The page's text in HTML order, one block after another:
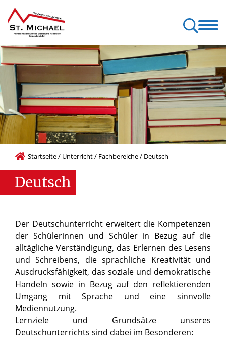
Startseite/ Unterricht/ Fachbereiche/ Deutsch
Deutsch
Der Deutschunterricht erweitert die Kompetenzen
der Schülerinnen und Schüler in Bezug auf die
alltägliche Verständigung, das Erlernen des Lesens
und Schreibens, die sprachliche Kreativität und
Ausdrucksfähigkeit, das soziale und demokratische
Handeln sowie in Bezug auf den reflektierenden
Umgang mit Sprache und eine sinnvolle
Mediennutzung.
Lernziele und Grundsätze unseres
Deutschunterrichts sind dabei im Besonderen: